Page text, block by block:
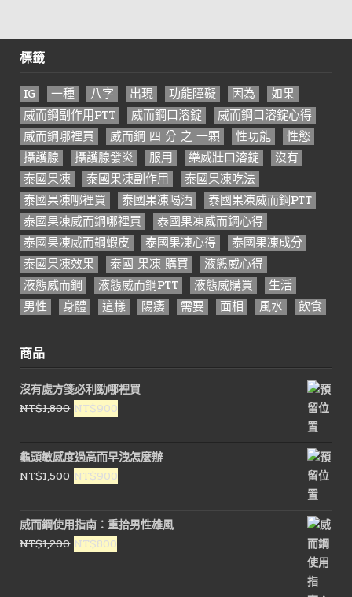
標籤
IG 一種 八字 出現 功能障礙 因為
如果
威而鋼副作用PTT
威而鋼口溶錠
威而鋼口溶錠心得
威而鋼哪裡買
威而鋼 四 分 之 一顆 性功能
性慾
攝護腺
攝護腺發炎 服用 樂威壯口溶錠
沒有
泰國果凍
泰國果凍副作用
泰國果凍吃法
泰國果凍哪裡買
泰國果凍喝酒
泰國果凍威而鋼PTT
泰國果凍威而鋼哪裡買
泰國果凍威而鋼心得
泰國果凍威而鋼蝦皮
泰國果凍心得
泰國果凍成分
泰國果凍效果
泰國 果凍 購買
液態威心得
液態威而鋼
液態威而鋼PTT 液態威購買
生活
男性
身體 這樣 陽痿 需要 面相 風水 飲食
商品
沒有處方箋必利勁哪裡買
NT$1,800 原
價
格：
NT$1,800。
NT$900
價
格：
NT$900。
龜頭敏感度過高而早洩怎麼辦
NT$1,500 原
價
格：
NT$1,500。
NT$900
價
格：
威而鋼使用指南：重拾男性雄風
NT$1,200 原
NT$800